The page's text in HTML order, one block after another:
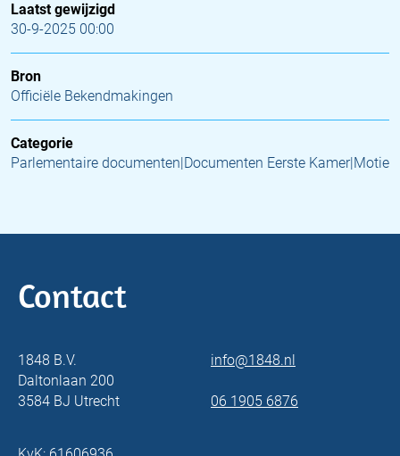
Laatst gewijzigd
30-9-2025 00:00
Bron
Officiële Bekendmakingen
Categorie
Parlementaire documenten|Documenten Eerste Kamer|Motie
Contact
1848 B.V.
Daltonlaan 200
3584 BJ Utrecht
info@1848.nl
06 1905 6876